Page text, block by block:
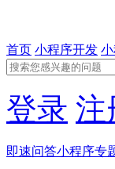
首页 小程序开发
登录 注
即速问答小程序专